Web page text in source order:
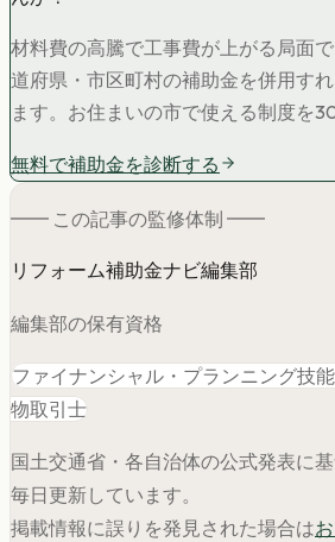
材料費の高騰で工事費が上がる局面
道府県・市区町村の補助金を併用す
ます。お住まいの市で使える制度を
無料で補助金を診断する
━━ この記事の監修体制 ━━
リフォーム補助金ナビ編集部
編集部の保有資格
ファイナンシャル・プランニング技
物取引士
国土交通省・各自治体の公式発表に
毎日更新しています。
掲載情報に誤りを発見された場合は